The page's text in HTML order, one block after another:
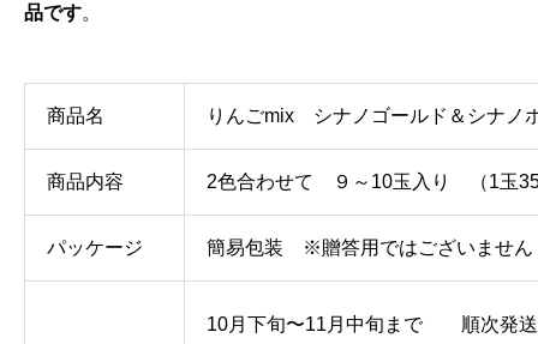
品です。
商品名 りんごmix シナノゴールド＆シナノ
商品内容 2色合わせて ９～10玉入り （1玉
パッケージ 簡易包装 ※贈答用ではございません
10月下旬〜11月中旬まで 順次発送